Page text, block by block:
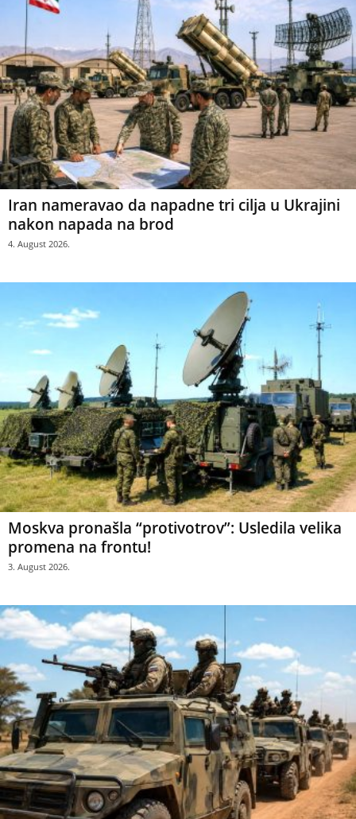
Iran nameravao da napadne tri cilja u Ukrajini
nakon napada na brod
4. August 2026.
Moskva pronašla “protivotrov”: Usledila velika
promena na frontu!
3. August 2026.